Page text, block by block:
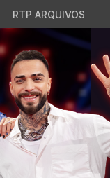
RTP ARQUIVOS